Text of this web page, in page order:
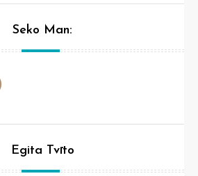
Seko Man:
Egita Tvīto